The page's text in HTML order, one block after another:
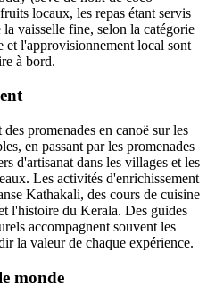
locaux, les repas étant servis
vaisselle fine, selon la catégorie
et l'approvisionnement local sont
à bord.
promenades en canoë sur les
en passant par les promenades
d'artisanat dans les villages et les
Les activités d'enrichissement
Kathakali, des cours de cuisine
l'histoire du Kerala. Des guides
accompagnent souvent les
la valeur de chaque expérience.
monde